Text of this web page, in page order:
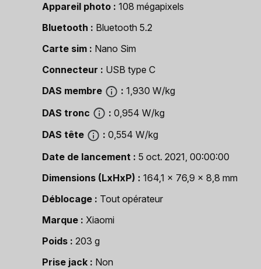
Appareil photo
108 mégapixels
Bluetooth
Bluetooth 5.2
Carte sim
Nano Sim
Connecteur
USB type C
DAS membre
1,930 W/kg
DAS tronc
0,954 W/kg
DAS tête
0,554 W/kg
Date de lancement
5 oct. 2021, 00:00:00
Dimensions (LxHxP)
164,1 x 76,9 x 8,8 mm
Déblocage
Tout opérateur
Marque
Xiaomi
Poids
203 g
Prise jack
Non